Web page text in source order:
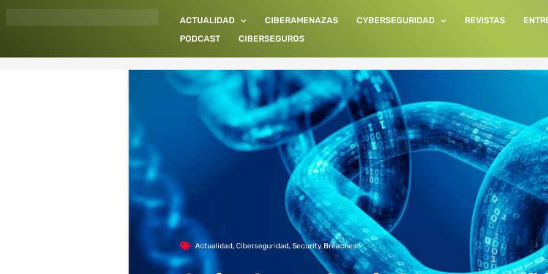
ACTUALIDAD CIBERAMENAZAS CYBERSEGURIDAD REVISTAS
PODCAST
CIBERSEGUROS
Actualidad, Ciberseguridad, Security Breaches